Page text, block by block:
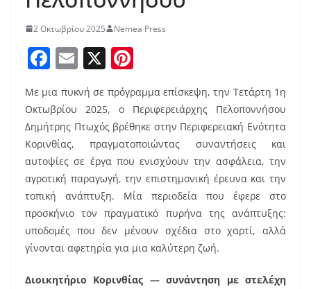
2 Οκτωβρίου 2025 Nemea Press
F
c
e
b
o
o
k
E
m
ai
l
X
er
e
st
Με μια πυκνή σε πρόγραμμα επίσκεψη, την Τετάρτη 1η
Οκτωβρίου 2025, ο Περιφερειάρχης Πελοποννήσου
Δημήτρης Πτωχός βρέθηκε στην Περιφερειακή Ενότητα
Κορινθίας, πραγματοποιώντας συναντήσεις και
αυτοψίες σε έργα που ενισχύουν την ασφάλεια, την
αγροτική παραγωγή, την επιστημονική έρευνα και την
τοπική ανάπτυξη. Μία περιοδεία που έφερε στο
προσκήνιο τον πραγματικό πυρήνα της ανάπτυξης:
υποδομές που δεν μένουν σχέδια στο χαρτί, αλλά
γίνονται αφετηρία για μια καλύτερη ζωή.
Διοικητήριο Κορινθίας — συνάντηση με στελέχη